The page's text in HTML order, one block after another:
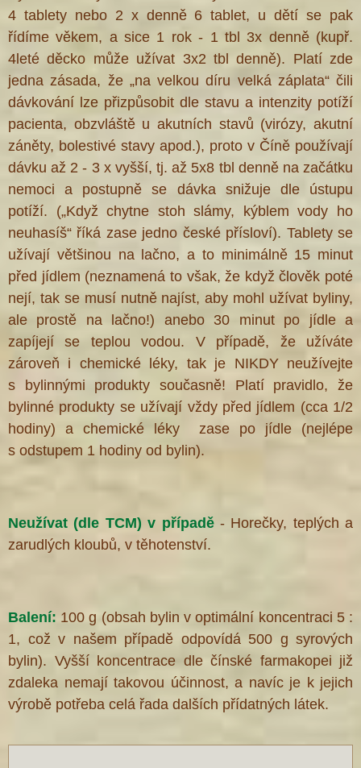
4 tablety nebo 2 x denně 6 tablet, u dětí se pak
řídíme věkem, a sice 1 rok - 1 tbl 3x denně (kupř.
4leté děcko může užívat 3x2 tbl denně). Platí zde
jedna zásada, že „na velkou díru velká záplata“ čili
dávkování lze přizpůsobit dle stavu a intenzity potíží
pacienta, obzvláště u akutních stavů (virózy, akutní
záněty, bolestivé stavy apod.), proto v Číně používají
dávku až 2 - 3 x vyšší, tj. až 5x8 tbl denně na začátku
nemoci a postupně se dávka snižuje dle ústupu
potíží. („Když chytne stoh slámy, kýblem vody ho
neuhasíš“ říká zase jedno české přísloví). Tablety se
užívají většinou na lačno, a to minimálně 15 minut
před jídlem (neznamená to však, že když člověk poté
nejí, tak se musí nutně najíst, aby mohl užívat byliny,
ale prostě na lačno!) anebo 30 minut po jídle a
zapíjejí se teplou vodou. V případě, že užíváte
zároveň i chemické léky, tak je NIKDY neužívejte
s bylinnými produkty současně! Platí pravidlo, že
bylinné produkty se užívají vždy před jídlem (cca 1/2
hodiny) a chemické léky zase po jídle (nejlépe
s odstupem 1 hodiny od bylin).
Neužívat (dle TCM) v případě - Horečky, teplých a
zarudlých kloubů, v těhotenství.
Balení: 100 g (obsah bylin v optimální koncentraci 5 :
1, což v našem případě odpovídá 500 g syrových
bylin). Vyšší koncentrace dle čínské farmakopei již
zdaleka nemají takovou účinnost, a navíc je k jejich
výrobě potřeba celá řada dalších přídatných látek.